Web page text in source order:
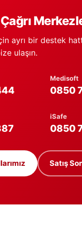
ayrı bir destek
ulaşın.
Medisoft
0850
iSafe
0850
Satış